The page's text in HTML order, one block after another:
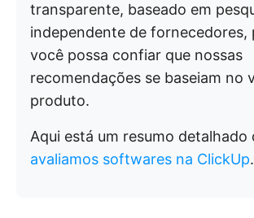
transparente, baseado em
independente de fornecedores,
você possa confiar que nossas
recomendações se baseiam no
produto.
Aqui está um resumo detalhado
avaliamos softwares na ClickUp.